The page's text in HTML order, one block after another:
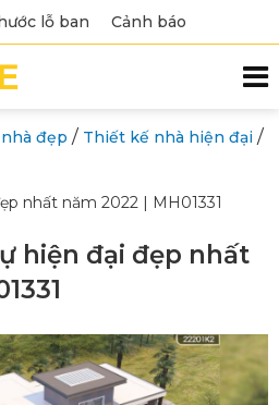
lỗ ban Cảnh báo
đẹp / Thiết kế nhà hiện đại /
nhất năm 2022 | MH01331
hiện đại đẹp nhất